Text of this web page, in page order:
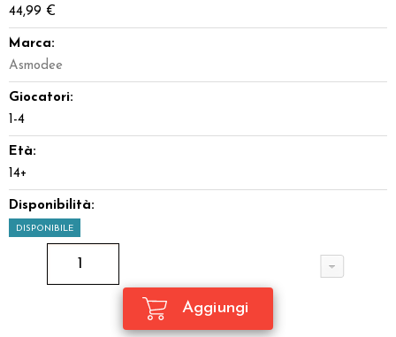
44,99 €
Marca:
Asmodee
Giocatori:
1-4
Età:
14+
Disponibilità:
DISPONIBILE